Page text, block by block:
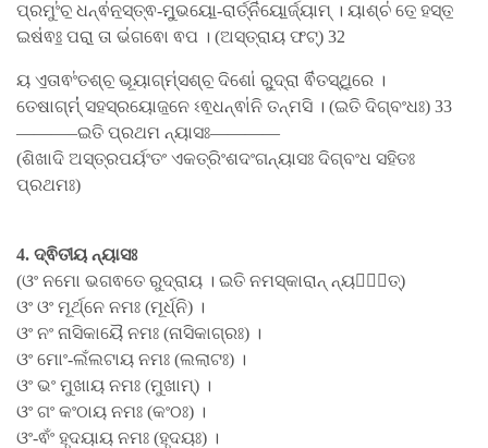
ପ୍ରମୁଂ॑ଚ॒ ଧନ୍ଵ॑ନ॒ସ୍ତ୍ଵ-ମୁ॒ଭୟୋ॒-ରାର୍ତ୍ନି॑ୟୋ॒ର୍ଜ୍ୟାମ୍ । ୟାଶ୍ଚ॑ ତେ॒ ହସ୍ତ॒
ଇଷ॑ଵଃ॒ ପରା॒ ତା ଭ॑ଗଵୋ ଵପ । (ଅସ୍ତ୍ରାୟ ଫଟ୍) 32
ୟ ଏ॒ତାଵଂ॑ତଶ୍ଚ॒ ଭୂୟାଗ୍​ମ୍॑ସଶ୍ଚ॒ ଦିଶୋ॑ ରୁ॒ଦ୍ରା ଵି॑ତସ୍ଥି॒ରେ ।
ତେଷାଗ୍​ମ୍॑॑ ସହସ୍ରୟୋଜ॒ନେ ଽଵ॒ଧନ୍ଵା॑ନି ତନ୍ମସି । (ଇତି ଦିଗ୍ବଂଧଃ) 33
———–ଇତି ପ୍ରଥମ ନ୍ୟାସଃ————
(ଶିଖାଦି ଅସ୍ତ୍ରପର୍ୟଂତଂ ଏକତ୍ରିଂଶଦଂଗନ୍ୟାସଃ ଦିଗ୍ବଂଧ ସହିତଃ
ପ୍ରଥମଃ)
4. ଦ୍ଵିତୀୟ ନ୍ୟାସଃ
(ଓଂ ନମୋ ଭଗଵତେ ରୁଦ୍ରାୟ । ଇତି ନମସ୍କାରାନ୍ ନ୍ୟସେ᳚ତ୍)
ଓଂ ଓଂ ମୂର୍ଥ୍ନେ ନମଃ (ମୂର୍ଧ୍ନି) ।
ଓଂ ନଂ ନାସିକାୟୈ ନମଃ (ନାସିକାଗ୍ରଃ) ।
ଓଂ ମୋଂ-ଲଁଲଟାୟ ନମଃ (ଲଲାଟଃ) ।
ଓଂ ଭଂ ମୁଖାୟ ନମଃ (ମୁଖାମ୍) ।
ଓଂ ଗଂ କଂଠାୟ ନମଃ (କଂଠଃ) ।
ଓଂ-ଵଂଁ ହୃଦୟାୟ ନମଃ (ହୃଦୟଃ) ।